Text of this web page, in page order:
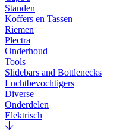
Standen
Koffers en Tassen
Riemen
Plectra
Onderhoud
Tools
Slidebars and Bottlenecks
Luchtbevochtigers
Diverse
Onderdelen
Elektrisch